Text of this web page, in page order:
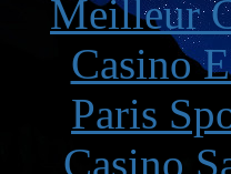
Meilleur
Casino
Paris
Casino